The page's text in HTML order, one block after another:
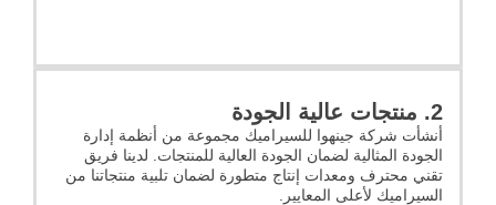
2. منتجات عالية الجودة
أنشأت شركة جينهوا للسيراميك مجموعة من أنظمة إدارة
الجودة المثالية لضمان الجودة العالية للمنتجات. لدينا فريق
تقني محترف ومعدات إنتاج متطورة لضمان تلبية منتجاتنا من
السيراميك لأعلى المعايير.